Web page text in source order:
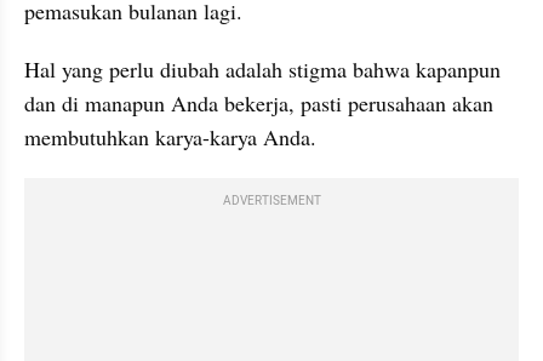
pemasukan bulanan lagi.
Hal yang perlu diubah adalah stigma bahwa kapanpun
dan di manapun Anda bekerja, pasti perusahaan akan
membutuhkan karya-karya Anda.
ADVERTISEMENT